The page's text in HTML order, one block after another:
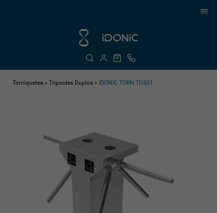
Torniquetes »Tripoides Duplos » IDONIC TORN TD301